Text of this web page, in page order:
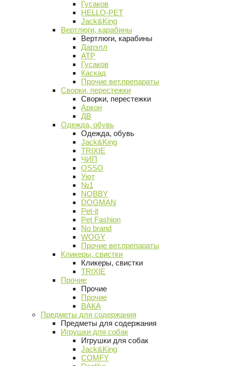
Гусаков
HELLO-PET
Jack&King
Вертлюги, карабины
Вертлюги, карабины
Дарэлл
АТР
Гусаков
Каскад
Прочие вет.препараты
Сворки, перестежки
Сворки, перестежки
Аркон
ДВ
Одежда, обувь
Одежда, обувь
Jack&King
TRIXIE
ЧИП
OSSO
Уют
№1
NOBBY
DOGMAN
Pet-it
Pet Fashion
No brand
WOGY
Прочие вет.препараты
Кликеры, свистки
Кликеры, свистки
TRIXIE
Прочие
Прочие
Прочие
ВАКА
Предметы для содержания
Предметы для содержания
Игрушки для собак
Игрушки для собак
Jack&King
COMFY